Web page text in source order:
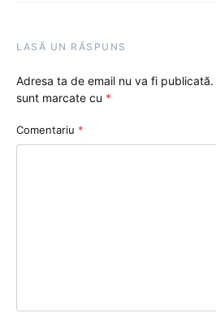
LASĂ UN RĂSPUNS
Adresa ta de email nu va fi publicată.
sunt marcate cu *
Comentariu *